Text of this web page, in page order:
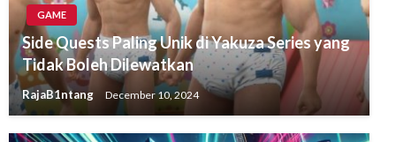
GAME
Side Quests Paling Unik di Yakuza Series yang
Tidak Boleh Dilewatkan
RajaB1ntang December 10, 2024